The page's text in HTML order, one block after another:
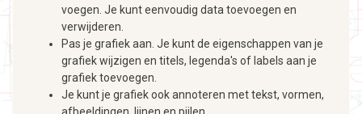
voegen. Je kunt eenvoudig data toevoegen en
verwijderen.
Pas je grafiek aan. Je kunt de eigenschappen van je
grafiek wijzigen en titels, legenda's of labels aan je
grafiek toevoegen.
Je kunt je grafiek ook annoteren met tekst, vormen,
afbeeldingen, lijnen en pijlen.